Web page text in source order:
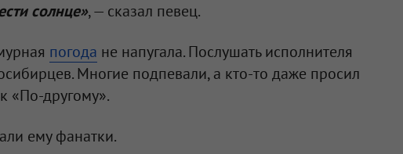
солнце», — сказал певец.
погода не напугала. Послушать исполнителя
Многие подпевали, а кто-то даже просил
«По-другому».
ему фанатки.